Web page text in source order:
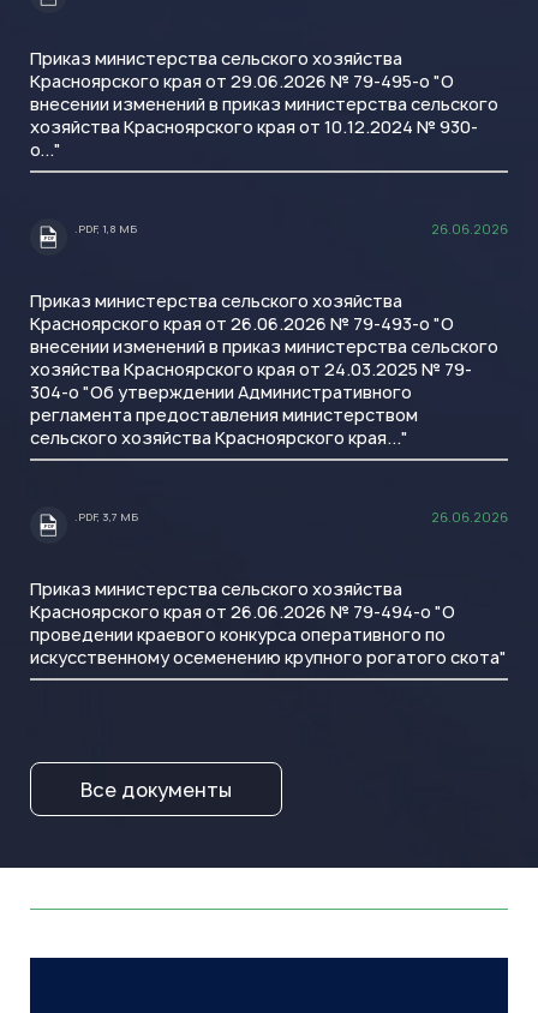
Приказ министерства сельского хозяйства
Красноярского края от 29.06.2026 № 79-495-о "О
внесении изменений в приказ министерства сельского
хозяйства Красноярского края от 10.12.2024 № 930-
о..."
.PDF
.PDF, 1,8 МБ 26.06.2026
Приказ министерства сельского хозяйства
Красноярского края от 26.06.2026 № 79-493-о "О
внесении изменений в приказ министерства сельского
хозяйства Красноярского края от 24.03.2025 № 79-
304-о "Об утверждении Административного
регламента предоставления министерством
сельского хозяйства Красноярского края..."
.PDF
.PDF, 3,7 МБ 26.06.2026
Приказ министерства сельского хозяйства
Красноярского края от 26.06.2026 № 79-494-о "О
проведении краевого конкурса оперативного по
искусственному осеменению крупного рогатого скота"
Все документы